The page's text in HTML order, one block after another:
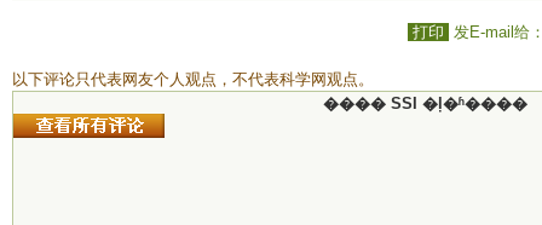
打印 发E-mail给
以下评论只代表网友个人观点，不代表科学网观点。
���� SSI �ļ�ʱ����